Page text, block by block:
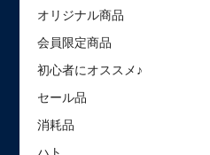
オリジナル商品
会員限定商品
初心者にオススメ♪
セール品
消耗品